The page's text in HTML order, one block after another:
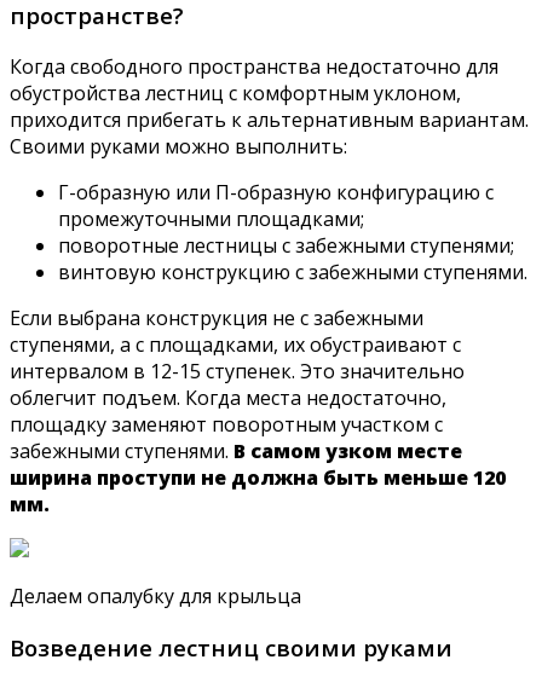
пространстве?
Когда свободного пространства недостаточно для
обустройства лестниц с комфортным уклоном,
приходится прибегать к альтернативным вариантам.
Своими руками можно выполнить:
Г-образную или П-образную конфигурацию с
промежуточными площадками;
поворотные лестницы с забежными ступенями;
винтовую конструкцию с забежными ступенями.
Если выбрана конструкция не с забежными
ступенями, а с площадками, их обустраивают с
интервалом в 12-15 ступенек. Это значительно
облегчит подъем. Когда места недостаточно,
площадку заменяют поворотным участком с
забежными ступенями. В самом узком месте
ширина проступи не должна быть меньше 120
мм.
Делаем опалубку для крыльца
Возведение лестниц своими руками